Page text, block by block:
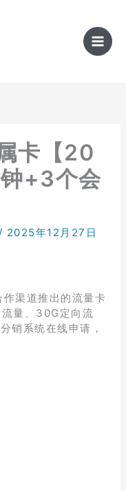
卡【20
+3个会
/ 2025年12月27日
渠道推出的流量卡
量、30G定向流
销系统在线申请，